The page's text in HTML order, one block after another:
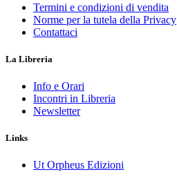
Termini e condizioni di vendita
Norme per la tutela della Privacy
Contattaci
La Libreria
Info e Orari
Incontri in Libreria
Newsletter
Links
Ut Orpheus Edizioni